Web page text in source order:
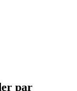
par